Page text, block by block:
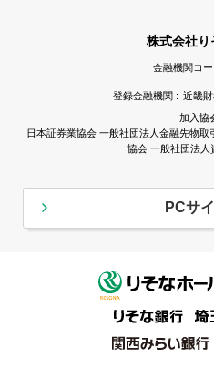
株式会社り
金融機関コー
登録金融機関 : 近畿
加入協
日本証券業協会 一般社団法人金融先物
協会 一般社団法人
PCサ